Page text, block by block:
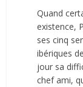
Quand
existence,
ses cinq
ibériques
jour sa
chef ami,